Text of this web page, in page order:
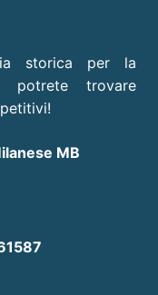
storica per la
potrete trovare
MB